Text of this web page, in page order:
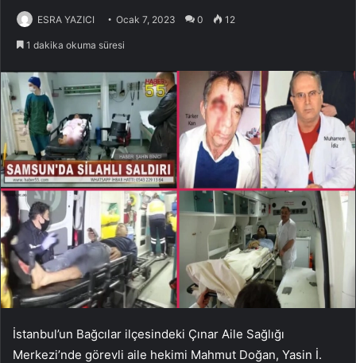
ESRA YAZICI Ocak 7, 2023 0 12
1 dakika okuma süresi
İstanbul’un Bağcılar ilçesindeki Çınar Aile Sağlığı
Merkezi’nde görevli aile hekimi Mahmut Doğan, Yasin İ.